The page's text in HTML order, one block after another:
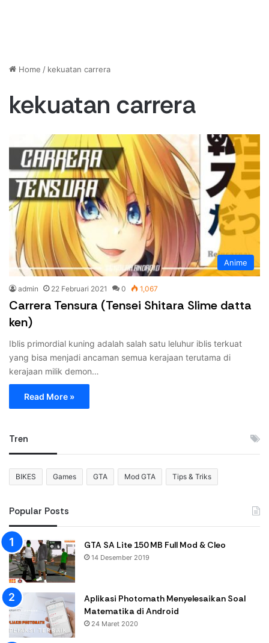
Home / kekuatan carrera
kekuatan carrera
Anime
admin 22 Februari 2021 0 1,067
Carrera Tensura (Tensei Shitara Slime datta
ken)
Iblis primordial kuning adalah salah satu leluhur iblis terkuat
yang bisa menjadi ancaman semua kerajaan terutama di
kerajaan milik demon…
Read More »
Tren
BIKES Games GTA Mod GTA Tips & Triks
Popular Posts
GTA SA Lite 150 MB Full Mod & Cleo
14 Desember 2019
Aplikasi Photomath Menyelesaikan Soal
Matematika di Android
24 Maret 2020